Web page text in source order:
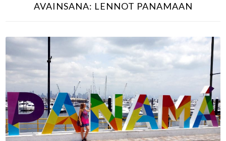
AVAINSANA: LENNOT PANAMAAN